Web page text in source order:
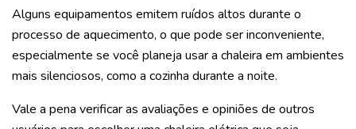
Alguns equipamentos emitem ruídos altos durante o
processo de aquecimento, o que pode ser inconveniente,
especialmente se você planeja usar a chaleira em ambientes
mais silenciosos, como a cozinha durante a noite.
Vale a pena verificar as avaliações e opiniões de outros